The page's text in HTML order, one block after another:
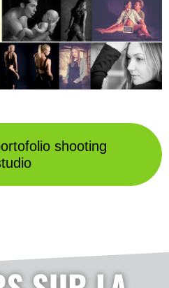
shooting